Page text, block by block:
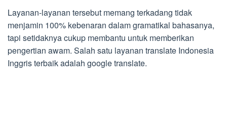
Layanan-layanan tersebut memang terkadang tidak
menjamin 100% kebenaran dalam gramatikal bahasanya,
tapi setidaknya cukup membantu untuk memberikan
pengertian awam. Salah satu layanan translate Indonesia
Inggris terbaik adalah google translate.